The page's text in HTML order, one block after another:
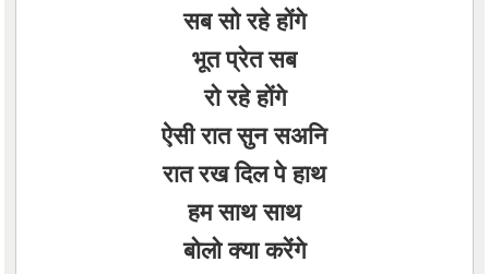
सब सो रहे होंगे
भूत प्रेत सब
रो रहे होंगे
ऐसी रात सुन सअनि
रात रख दिल पे हाथ
हम साथ साथ
बोलो क्या करेंगे